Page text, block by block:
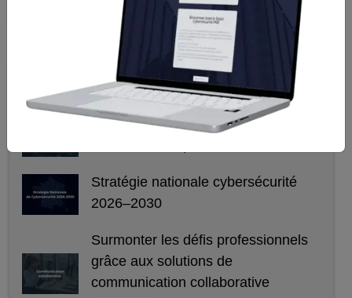
Plus d'articles
IDLINE, choisir un hébergement
Stratégie nationale cybersécurité
2026–2030
Surmonter les défis professionnels
grâce aux solutions de
communication collaborative